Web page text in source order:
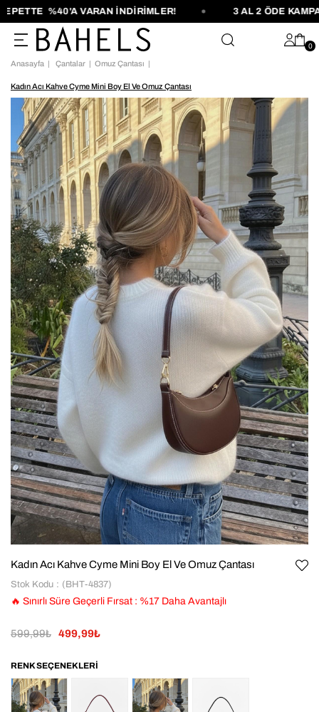
%40'A VARAN İNDİRİMLER! 3 AL 2 ÖDE
0
Anasayfa Çantalar Omuz Çantası
Kadın Acı Kahve Cyme Mini Boy El Ve Omuz Çantası
Kadın Acı Kahve Cyme Mini Boy El Ve Omuz Çantası
Stok Kodu (BHT-4837)
🔥 Sınırlı Süre Geçerli Fırsat : %17 Daha Avantajlı
599,99₺ 499,99₺